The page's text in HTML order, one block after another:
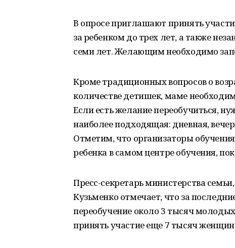
В опросе приглашают принять
за ребенком до трех лет, а также
семи лет. Желающим необходимо
Кроме традиционных вопросов о
количестве детишек, маме
Если есть желание переобучиться,
наиболее подходящая: дневная,
Отметим, что организаторы
ребенка в самом центре обучения,
Пресс-секретарь министерства
Кузьменко отмечает, что за
переобучение около 3 тысяч
принять участие еще 7 тысяч